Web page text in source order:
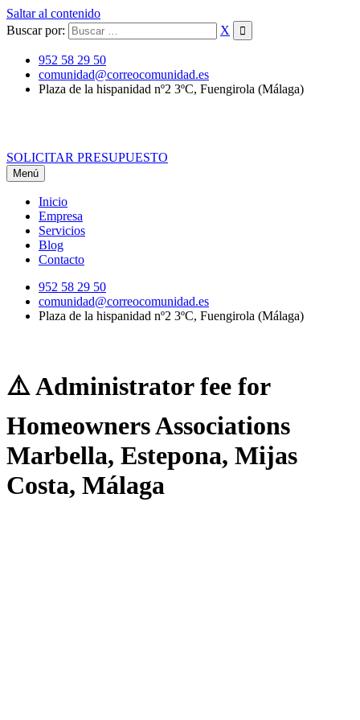
Saltar al contenido
Buscar por:
X
952 58 29 50
comunidad@correocomunidad.es
Plaza de la hispanidad nº2 3ºC, Fuengirola (Málaga)
SOLICITAR PRESUPUESTO
Menú
Inicio
Empresa
Servicios
Blog
Contacto
952 58 29 50
comunidad@correocomunidad.es
Plaza de la hispanidad nº2 3ºC, Fuengirola (Málaga)
⚠️ Administrator fee for
Homeowners Associations
Marbella, Estepona, Mijas
Costa, Málaga